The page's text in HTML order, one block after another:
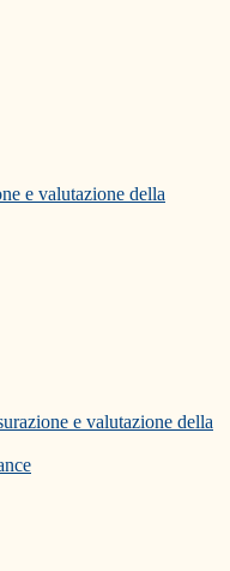
e valutazione della
e valutazione della